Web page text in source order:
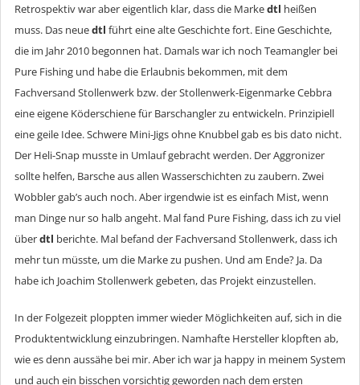
Retrospektiv war aber eigentlich klar, dass die Markedtl heißen
muss. Das neuedtl führt eine alte Geschichte fort. Eine Geschichte,
die im Jahr 2010 begonnen hat. Damals war ich noch Teamangler bei
Pure Fishing und habe die Erlaubnis bekommen, mit dem
Fachversand Stollenwerk bzw. der Stollenwerk-Eigenmarke Cebbra
eine eigene Köderschiene für Barschangler zu entwickeln. Prinzipiell
eine geile Idee. Schwere Mini-Jigs ohne Knubbel gab es bis dato nicht.
Der Heli-Snap musste in Umlauf gebracht werden. Der Aggronizer
sollte helfen, Barsche aus allen Wasserschichten zu zaubern. Zwei
Wobbler gab’s auch noch. Aber irgendwie ist es einfach Mist, wenn
man Dinge nur so halb angeht. Mal fand Pure Fishing, dass ich zu viel
überdtl berichte. Mal befand der Fachversand Stollenwerk, dass ich
mehr tun müsste, um die Marke zu pushen. Und am Ende? Ja. Da
habe ich Joachim Stollenwerk gebeten, das Projekt einzustellen.
In der Folgezeit ploppten immer wieder Möglichkeiten auf, sich in die
Produktentwicklung einzubringen. Namhafte Hersteller klopften ab,
wie es denn aussähe bei mir. Aber ich war ja happy in meinem System
und auch ein bisschen vorsichtig geworden nach dem ersten